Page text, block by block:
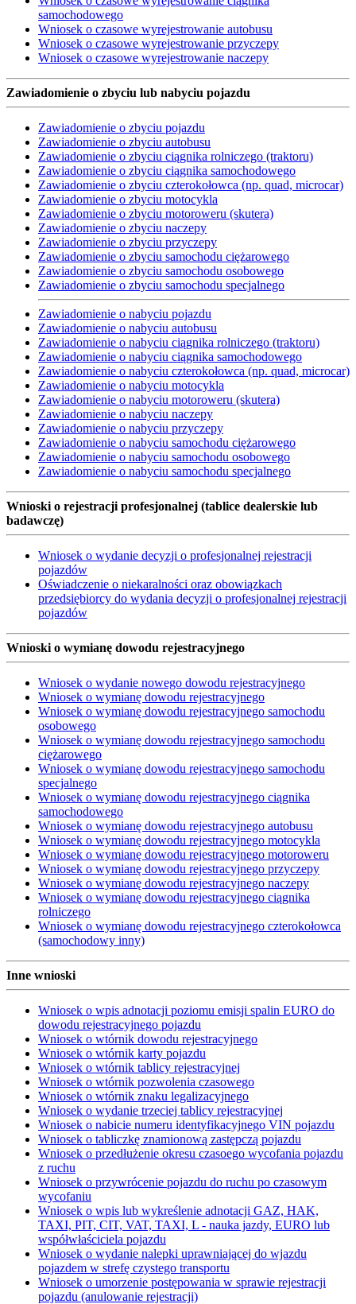
samochodowego
Wniosek o czasowe wyrejestrowanie autobusu
Wniosek o czasowe wyrejestrowanie przyczepy
Wniosek o czasowe wyrejestrowanie naczepy
Zawiadomienie o zbyciu lub nabyciu pojazdu
Zawiadomienie o zbyciu pojazdu
Zawiadomienie o zbyciu autobusu
Zawiadomienie o zbyciu ciągnika rolniczego (traktoru)
Zawiadomienie o zbyciu ciągnika samochodowego
Zawiadomienie o zbyciu czterokołowca (np. quad, microcar)
Zawiadomienie o zbyciu motocykla
Zawiadomienie o zbyciu motoroweru (skutera)
Zawiadomienie o zbyciu naczepy
Zawiadomienie o zbyciu przyczepy
Zawiadomienie o zbyciu samochodu ciężarowego
Zawiadomienie o zbyciu samochodu osobowego
Zawiadomienie o zbyciu samochodu specjalnego
Zawiadomienie o nabyciu pojazdu
Zawiadomienie o nabyciu autobusu
Zawiadomienie o nabyciu ciągnika rolniczego (traktoru)
Zawiadomienie o nabyciu ciągnika samochodowego
Zawiadomienie o nabyciu czterokołowca (np. quad, microcar)
Zawiadomienie o nabyciu motocykla
Zawiadomienie o nabyciu motoroweru (skutera)
Zawiadomienie o nabyciu naczepy
Zawiadomienie o nabyciu przyczepy
Zawiadomienie o nabyciu samochodu ciężarowego
Zawiadomienie o nabyciu samochodu osobowego
Zawiadomienie o nabyciu samochodu specjalnego
Wnioski o rejestracji profesjonalnej (tablice dealerskie lub
badawczę)
Wniosek o wydanie decyzji o profesjonalnej rejestracji
pojazdów
Oświadczenie o niekaralności oraz obowiązkach
przedsiębiorcy do wydania decyzji o profesjonalnej rejestracji
pojazdów
Wnioski o wymianę dowodu rejestracyjnego
Wniosek o wydanie nowego dowodu rejestracyjnego
Wniosek o wymianę dowodu rejestracyjnego
Wniosek o wymianę dowodu rejestracyjnego samochodu
osobowego
Wniosek o wymianę dowodu rejestracyjnego samochodu
ciężarowego
Wniosek o wymianę dowodu rejestracyjnego samochodu
specjalnego
Wniosek o wymianę dowodu rejestracyjnego ciągnika
samochodowego
Wniosek o wymianę dowodu rejestracyjnego autobusu
Wniosek o wymianę dowodu rejestracyjnego motocykla
Wniosek o wymianę dowodu rejestracyjnego motoroweru
Wniosek o wymianę dowodu rejestracyjnego przyczepy
Wniosek o wymianę dowodu rejestracyjnego naczepy
Wniosek o wymianę dowodu rejestracyjnego ciągnika
rolniczego
Wniosek o wymianę dowodu rejestracyjnego czterokołowca
(samochodowy inny)
Inne wnioski
Wniosek o wpis adnotacji poziomu emisji spalin EURO do
dowodu rejestracyjnego pojazdu
Wniosek o wtórnik dowodu rejestracyjnego
Wniosek o wtórnik karty pojazdu
Wniosek o wtórnik tablicy rejestracyjnej
Wniosek o wtórnik pozwolenia czasowego
Wniosek o wtórnik znaku legalizacyjnego
Wniosek o wydanie trzeciej tablicy rejestracyjnej
Wniosek o nabicie numeru identyfikacyjnego VIN pojazdu
Wniosek o tabliczkę znamionową zastępczą pojazdu
Wniosek o przedłużenie okresu czasoego wycofania pojazdu
z ruchu
Wniosek o przywrócenie pojazdu do ruchu po czasowym
wycofaniu
Wniosek o wpis lub wykreślenie adnotacji GAZ, HAK,
TAXI, PIT, CIT, VAT, TAXI, L - nauka jazdy, EURO lub
współwłaściciela pojazdu
Wniosek o wydanie nalepki uprawniającej do wjazdu
pojazdem w strefę czystego transportu
Wniosek o umorzenie postępowania w sprawie rejestracji
pojazdu (anulowanie rejestracji)